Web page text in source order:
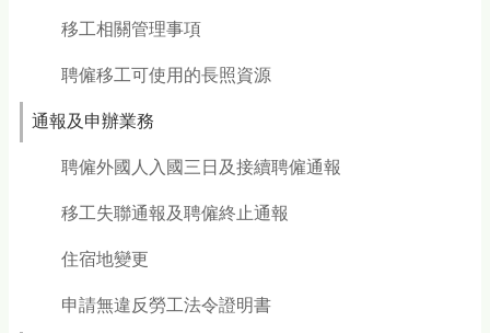
移工相關管理事項
聘僱移工可使用的長照資源
通報及申辦業務
聘僱外國人入國三日及接續聘僱通報
移工失聯通報及聘僱終止通報
住宿地變更
申請無違反勞工法令證明書